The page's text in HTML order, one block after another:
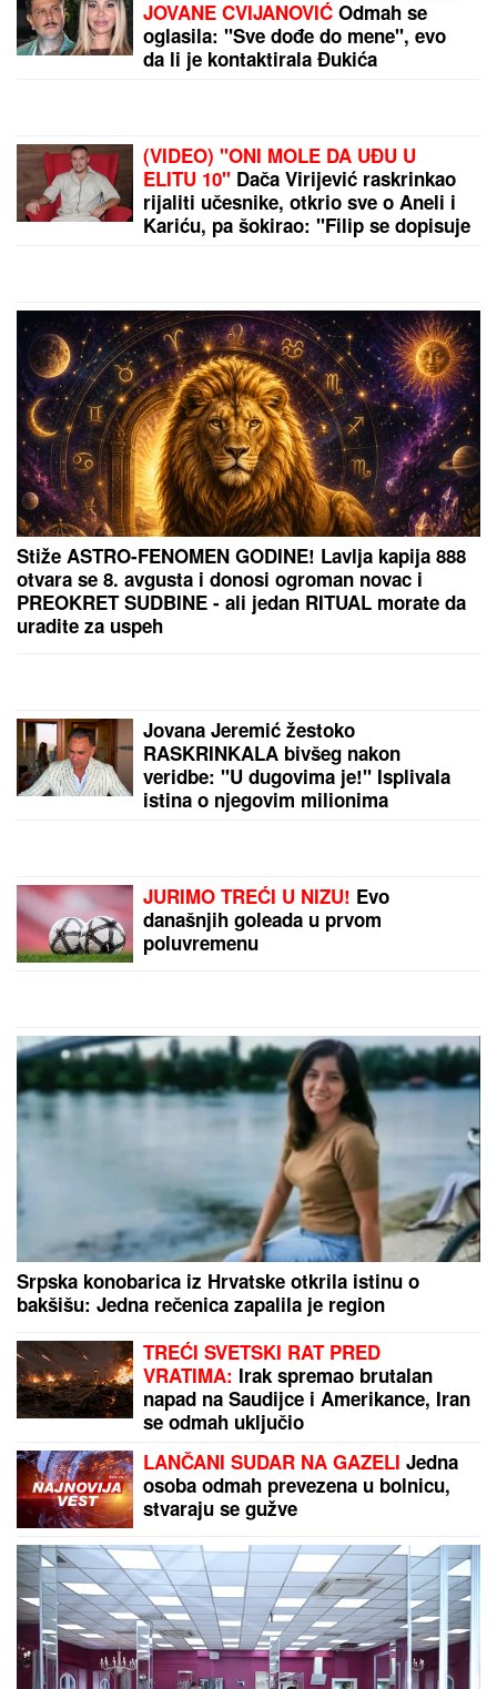
(FOTO) NALAZI SE DALEKO OD BEOGRADAPrva
objava Jelene Radanović nakon što joj je Ana
Nikolić pretila zbog Raleta - poslala joj jezive
poruke
"Pacovi heroji" otkrivaju mine,
Vaterpolo poslastica za ceo region, Srbija slavila i
čeka Hrvatsku u borbi za svetsku medalju
"NJU TREBA LEČITI"Marija Kulić se oglasila nakon
pomirenja Miljane i Zole: Pokazala kakve poruke
dobija i otkrila sve o njihovom odnosu